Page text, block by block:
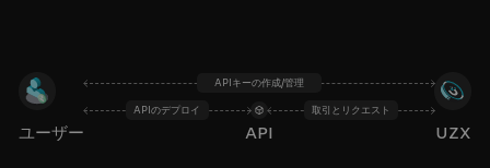
ユーザー
APIキーの作成/管理
APIのデプロイ 取引とリクエスト
API UZX